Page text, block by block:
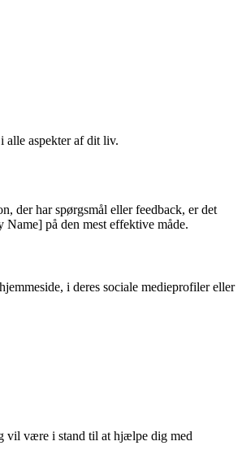
alle aspekter af dit liv.
der har spørgsmål eller feedback, er det
på den mest effektive måde.
i deres sociale medieprofiler eller
vil være i stand til at hjælpe dig med